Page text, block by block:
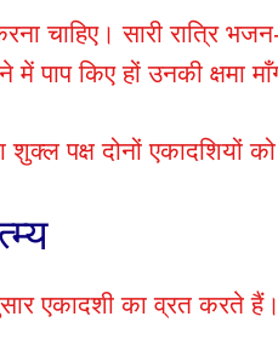
चाहिए। सारी रात्रि
किए हों उनकी क्षमा
शुक्ल पक्ष दोनों एकादशियों
एकादशी का व्रत करते हैं।